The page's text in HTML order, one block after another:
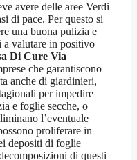
avere delle aree Verdi
di pace. Per questo si
una buona pulizia e
a valutare in positivo
Di Cure Via
che garantiscono
anche di giardinieri,
per impedire
e foglie secche, o
l’eventuale
proliferare in
depositi di foglie
di questi